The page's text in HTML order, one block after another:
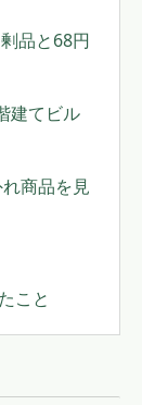
品と68円
建てビル
商品を見
こと